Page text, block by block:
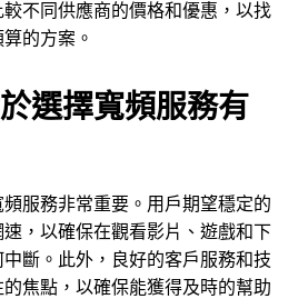
不同供應商的價格和優惠，以找
的方案。
選擇寬頻服務有
服務非常重要。用戶期望穩定的
，以確保在觀看影片、遊戲和下
斷。此外，良好的客戶服務和技
焦點，以確保能獲得及時的幫助